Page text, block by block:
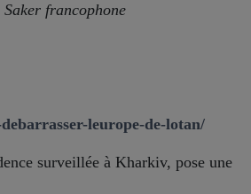
francophone
leurope-de-lotan/
surveillée à Kharkiv, pose une